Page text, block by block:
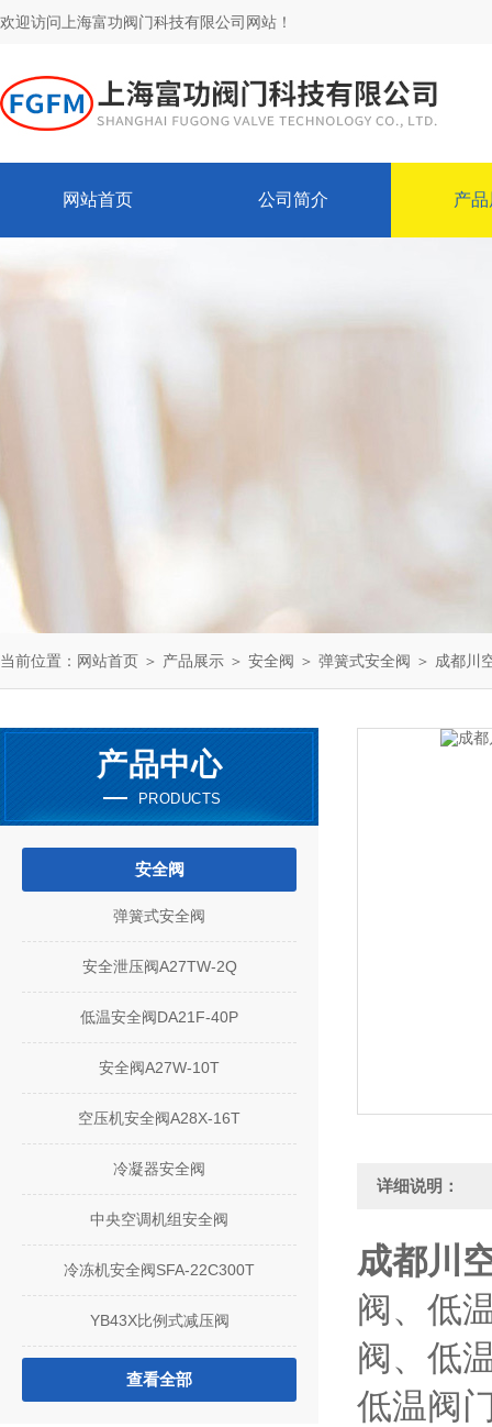
欢迎访问上海富功阀门科技有限公司网站！
网站首页 公司简介 产
当前位置： 网站首页 ＞ 产品展示 ＞ 安全阀 ＞ 弹簧式安全阀 ＞ 成都川
产品中心
PRODUCTS
安全阀
弹簧式安全阀
安全泄压阀A27TW-2Q
低温安全阀DA21F-40P
安全阀A27W-10T
空压机安全阀A28X-16T
冷凝器安全阀
中央空调机组安全阀
冷冻机安全阀SFA-22C300T
YB43X比例式减压阀
查看全部
详细说明：
成都川
阀、低
阀、低
低温阀